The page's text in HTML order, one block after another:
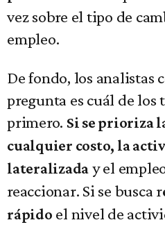
vez sobre el tipo de
empleo.
De fondo, los analistas
pregunta es cuál de los
primero. Si se prioriza
cualquier costo, la
lateralizada y el
reaccionar. Si se busca r
rápido el nivel de